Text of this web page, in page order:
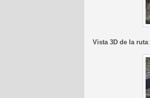
Vista 3D de la ruta: